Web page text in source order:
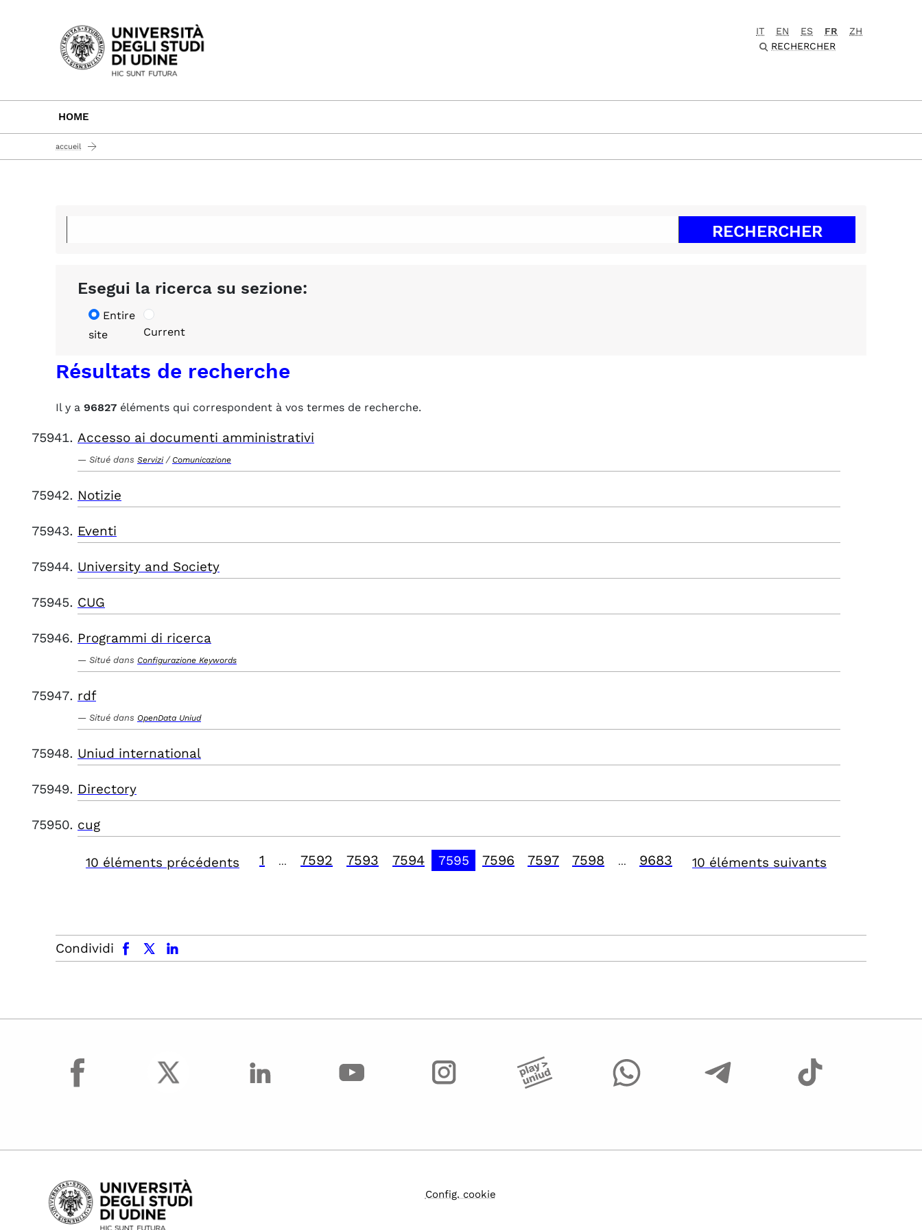
Passa al contenuto principale
IT EN ES FR
ZH
RECHERCHER
HOME
accueil
Esegui la ricerca su sezione:
Entire
site
Current
Résultats de recherche
Il y a 96827 éléments qui correspondent à vos termes de recherche.
Accesso ai documenti amministrativi
Situé dans Servizi / Comunicazione
Notizie
Eventi
University and Society
CUG
Programmi di ricerca
Situé dans Configurazione Keywords
rdf
Situé dans OpenData Uniud
Uniud international
Directory
cug
10 éléments précédents 1 7592 7593 7594 7595 7596 7597 7598 9683 10 éléments suivants
Condividi
facebook x.com linkedin
facebook
Config. cookie